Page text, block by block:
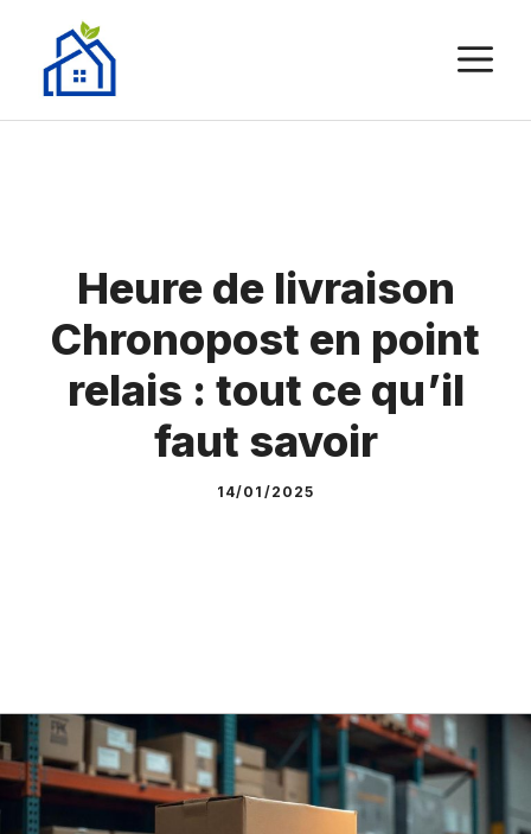
contenu
Heure de livraison
Chronopost en point
relais : tout ce qu’il
faut savoir
14/01/2025